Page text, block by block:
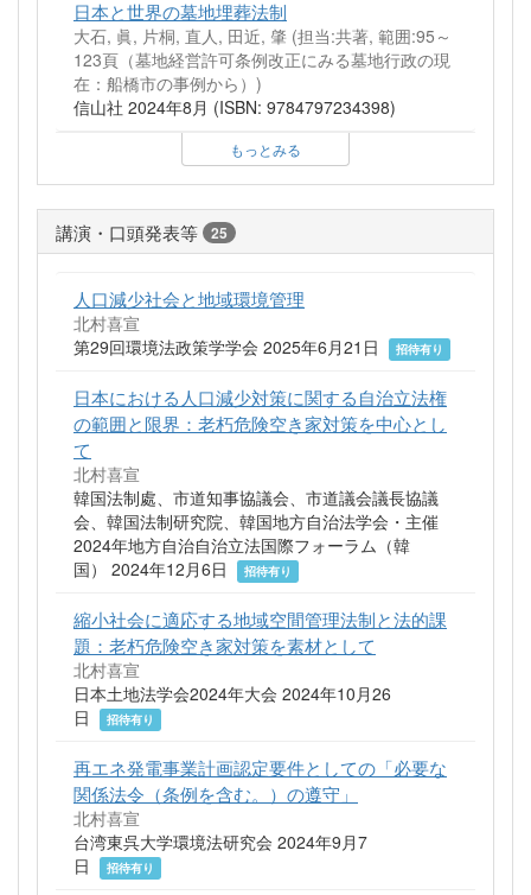
日本と世界の墓地埋葬法制
大石, 眞, 片桐, 直人, 田近, 肇 (担当:共著, 範囲:95～
123頁（墓地経営許可条例改正にみる墓地行政の現
在：船橋市の事例から）)
信山社 2024年8月 (ISBN: 9784797234398)
もっとみる
講演・口頭発表等 25
人口減少社会と地域環境管理
北村喜宣
第29回環境法政策学学会 2025年6月21日
招待有り
日本における人口減少対策に関する自治立法権
の範囲と限界：老朽危険空き家対策を中心とし
て
北村喜宣
韓国法制處、市道知事協議会、市道議会議長協議
会、韓国法制研究院、韓国地方自治法学会・主催
2024年地方自治自治立法国際フォーラム（韓
国） 2024年12月6日
招待有り
縮小社会に適応する地域空間管理法制と法的課
題：老朽危険空き家対策を素材として
北村喜宣
日本土地法学会2024年大会 2024年10月26
日
招待有り
再エネ発電事業計画認定要件としての「必要な
関係法令（条例を含む。）の遵守」
北村喜宣
台湾東呉大学環境法研究会 2024年9月7
日
招待有り